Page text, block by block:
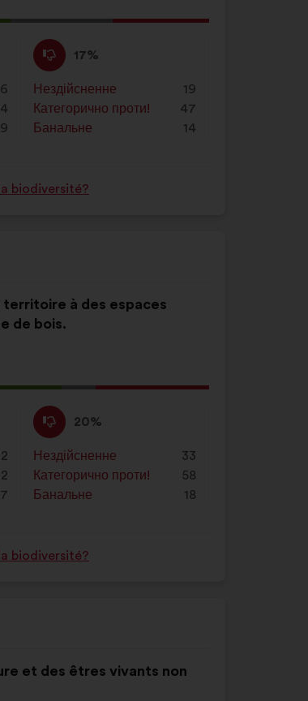
на
кнопку
«Пошук»
Проти
:
17%
Ця
пропозиція
була
оцінена
Нездійсненне
: 19
разів
Категорично проти!
: 47
разів
Банальне
: 14
разів
biodiversité?
territoire à des espaces
de bois.
2
7
Проти
:
20%
Ця
пропозиція
була
оцінена
Нездійсненне
: 33
разів
Категорично проти!
: 58
разів
Банальне
: 18
разів
biodiversité?
et des êtres vivants non